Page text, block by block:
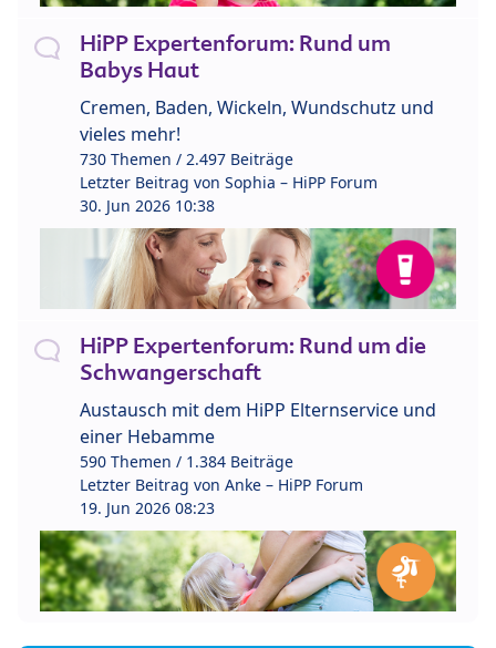
HiPP Expertenforum: Rund um
Babys Haut
Cremen, Baden, Wickeln, Wundschutz und
vieles mehr!
730 Themen / 2.497 Beiträge
Letzter Beitrag von Sophia – HiPP Forum
30. Jun 2026 10:38
HiPP Expertenforum: Rund um die
Schwangerschaft
Austausch mit dem HiPP Elternservice und
einer Hebamme
590 Themen / 1.384 Beiträge
Letzter Beitrag von Anke – HiPP Forum
19. Jun 2026 08:23